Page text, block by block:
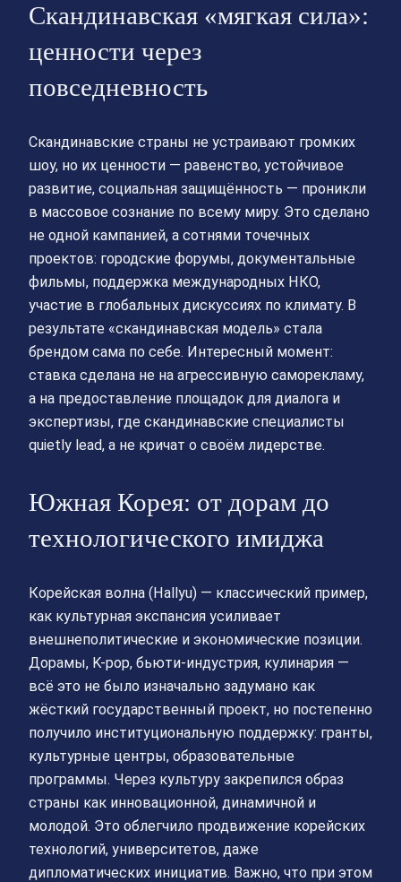
Скандинавская «мягкая сила»:
ценности через
повседневность
Скандинавские страны не устраивают громких
шоу, но их ценности — равенство, устойчивое
развитие, социальная защищённость — проникли
в массовое сознание по всему миру. Это сделано
не одной кампанией, а сотнями точечных
проектов: городские форумы, документальные
фильмы, поддержка международных НКО,
участие в глобальных дискуссиях по климату. В
результате «скандинавская модель» стала
брендом сама по себе. Интересный момент:
ставка сделана не на агрессивную саморекламу,
а на предоставление площадок для диалога и
экспертизы, где скандинавские специалисты
quietly lead, а не кричат о своём лидерстве.
Южная Корея: от дорам до
технологического имиджа
Корейская волна (Hallyu) — классический пример,
как культурная экспансия усиливает
внешнеполитические и экономические позиции.
Дорамы, K-pop, бьюти-индустрия, кулинария —
всё это не было изначально задумано как
жёсткий государственный проект, но постепенно
получило институциональную поддержку: гранты,
культурные центры, образовательные
программы. Через культуру закрепился образ
страны как инновационной, динамичной и
молодой. Это облегчило продвижение корейских
технологий, университетов, даже
дипломатических инициатив. Важно, что при этом